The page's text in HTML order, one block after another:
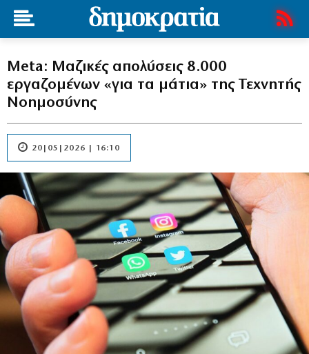
Meta: Μαζικές απολύσεις 8.000
εργαζομένων «για τα μάτια» της Τεχνητής
Νοημοσύνης
20|05|2026 | 16:10